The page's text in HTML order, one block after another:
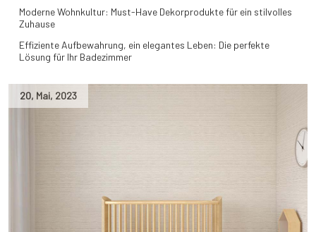
20, Mai, 2023
Moderne Wohnkultur: Must-Have Dekorprodukte für ein stilvolles
Zuhause
Effiziente Aufbewahrung, ein elegantes Leben: Die perfekte
Lösung für Ihr Badezimmer